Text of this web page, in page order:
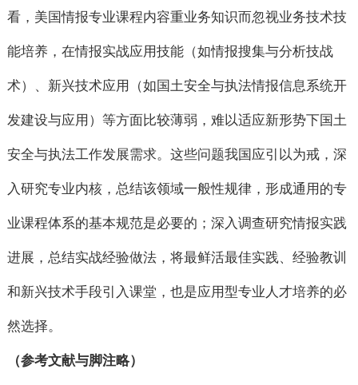
看，美国情报专业课程内容重业务知识而忽视业务技术技
能培养，在情报实战应用技能（如情报搜集与分析技战
术）、新兴技术应用（如国土安全与执法情报信息系统开
发建设与应用）等方面比较薄弱，难以适应新形势下国土
安全与执法工作发展需求。这些问题我国应引以为戒，深
入研究专业内核，总结该领域一般性规律，形成通用的专
业课程体系的基本规范是必要的；深入调查研究情报实践
进展，总结实战经验做法，将最鲜活最佳实践、经验教训
和新兴技术手段引入课堂，也是应用型专业人才培养的必
然选择。
（参考文献与脚注略）